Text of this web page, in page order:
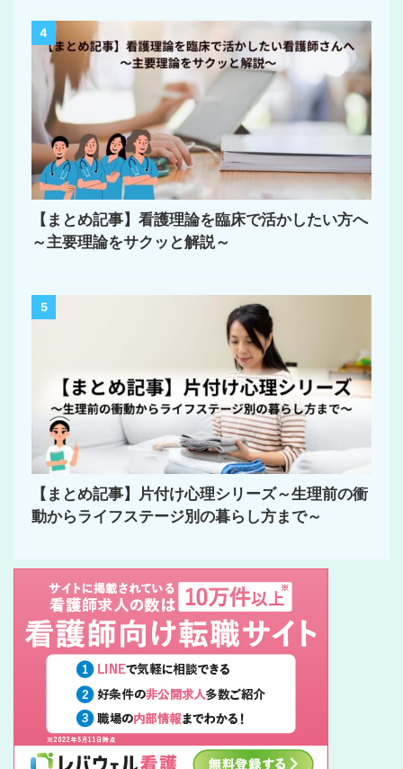
4
【まとめ記事】看護理論を臨床で活かしたい方へ
～主要理論をサクッと解説～
5
【まとめ記事】片付け心理シリーズ～生理前の衝
動からライフステージ別の暮らし方まで～